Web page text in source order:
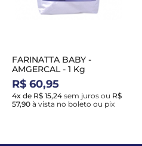
FARINATTA BABY -
AMGERCAL - 1 Kg
R$ 60,95
4x de R$ 15,24 sem juros ou R$
57,90 à vista no boleto ou pix